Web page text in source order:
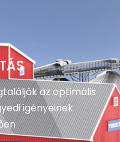
az optimális
igényeinek